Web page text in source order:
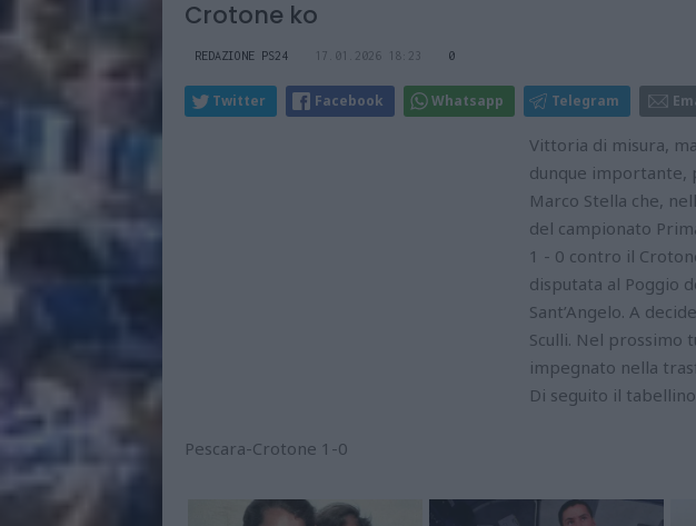
Crotone ko
REDAZIONE PS24 17.01.2026 18:23 0
Twitter Facebook Whatsapp Telegram
Vittoria di misura,
dunque importante,
Marco Stella che,
del campionato
1 - 0 contro il
disputata al Poggio
Sant’Angelo. A
Sculli. Nel prossimo
impegnato nella
Di seguito il
Pescara-Crotone 1-0